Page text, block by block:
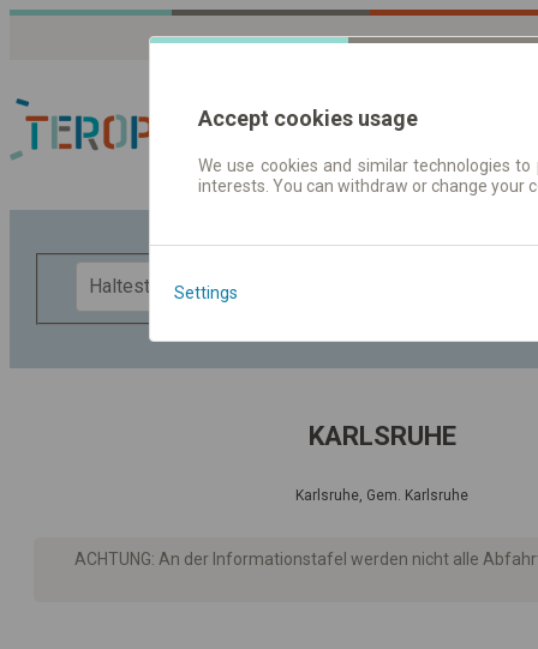
Fahrplandaten |
KARLSRUHE
Karlsruhe, Gem. Karlsruhe
ACHTUNG: An der Informationstafel werden nicht alle
Accept cookies usage
We use cookies and similar technologies
interests. You can withdraw or change
Settings